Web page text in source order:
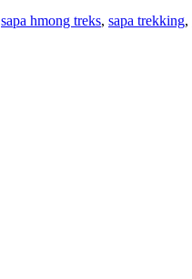
sapa hmong treks, sapa trekking,